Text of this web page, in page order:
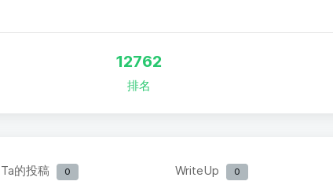
12762
排名
Ta的投稿 0 WriteUp 0